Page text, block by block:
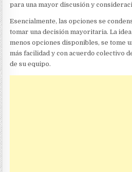
para una mayor discusión y
Esencialmente, las opciones se
tomar una decisión mayoritaria. La idea
menos opciones disponibles, se tome
más facilidad y con acuerdo colectivo
de su equipo.